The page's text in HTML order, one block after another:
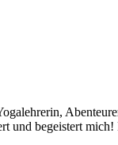
und begeistert